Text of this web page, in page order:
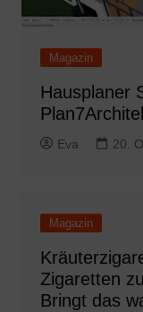
Magazin
Hausplaner
Eva 20.
Magazin
Zigaretten
Bringt das